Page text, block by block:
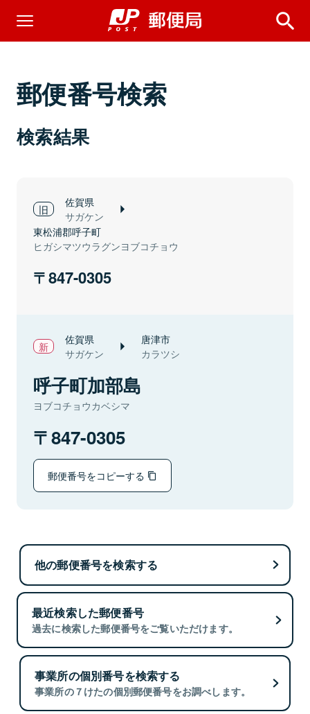
郵便番号検索
検索結果
佐賀県
サガケン
東松浦郡呼子町
ヒガシマツウラグンヨブコチョウ
847-0305
佐賀県
サガケン
唐津市
カラツシ
呼子町加部島
ヨブコチョウカベシマ
847-0305
郵便番号をコピーする
他の郵便番号を検索する
最近検索した郵便番号
過去に検索した郵便番号をご覧いただけます。
事業所の個別番号を検索する
事業所の７けたの個別郵便番号をお調べします。